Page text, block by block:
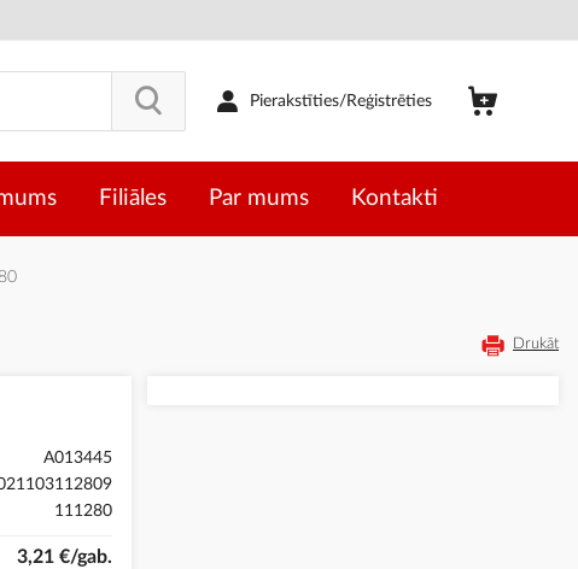
Pierakstīties/Reģistrēties
Filiāles Par mums Kontakti
Drukāt
A013445
111280
3,21 €/gab.